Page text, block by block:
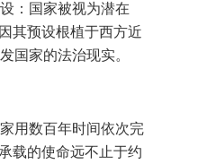
：国家被视为潜在
其预设根植于西方近
国家的法治现实。
用数百年时间依次完
载的使命远不止于约